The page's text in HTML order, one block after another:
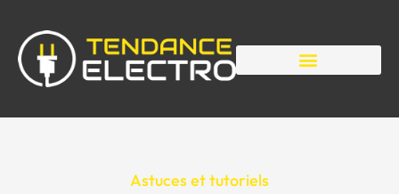
Astuces et tutoriels